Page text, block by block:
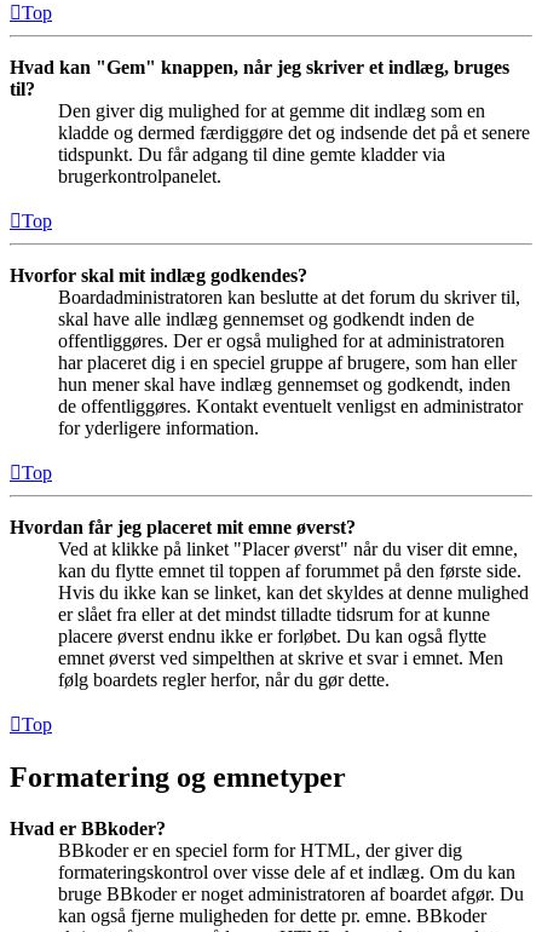
Top
Hvad kan "Gem" knappen, når jeg skriver et indlæg, bruges
til?
Den giver dig mulighed for at gemme dit indlæg som en
kladde og dermed færdiggøre det og indsende det på et senere
tidspunkt. Du får adgang til dine gemte kladder via
brugerkontrolpanelet.
Top
Hvorfor skal mit indlæg godkendes?
Boardadministratoren kan beslutte at det forum du skriver til,
skal have alle indlæg gennemset og godkendt inden de
offentliggøres. Der er også mulighed for at administratoren
har placeret dig i en speciel gruppe af brugere, som han eller
hun mener skal have indlæg gennemset og godkendt, inden
de offentliggøres. Kontakt eventuelt venligst en administrator
for yderligere information.
Top
Hvordan får jeg placeret mit emne øverst?
Ved at klikke på linket "Placer øverst" når du viser dit emne,
kan du flytte emnet til toppen af forummet på den første side.
Hvis du ikke kan se linket, kan det skyldes at denne mulighed
er slået fra eller at det mindst tilladte tidsrum for at kunne
placere øverst endnu ikke er forløbet. Du kan også flytte
emnet øverst ved simpelthen at skrive et svar i emnet. Men
følg boardets regler herfor, når du gør dette.
Top
Formatering og emnetyper
Hvad er BBkoder?
BBkoder er en speciel form for HTML, der giver dig
formateringskontrol over visse dele af et indlæg. Om du kan
bruge BBkoder er noget administratoren af boardet afgør. Du
kan også fjerne muligheden for dette pr. emne. BBkoder